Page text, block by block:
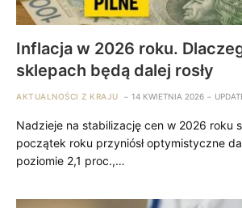
Inflacja w 2026 roku.
sklepach będą dalej rosły
AKTUALNOŚCI Z KRAJU 14 KWIETNIA 2026
Nadzieje na stabilizację cen w 2026 roku
początek roku przyniósł optymistyczne
poziomie 2,1 proc.,…